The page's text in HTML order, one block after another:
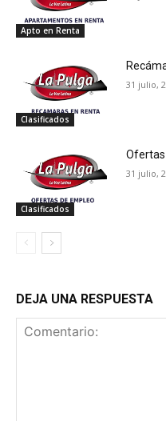
Apto en Renta
Clasificados
31 julio,
Clasificados
31 julio,
DEJA UNA RESPUESTA